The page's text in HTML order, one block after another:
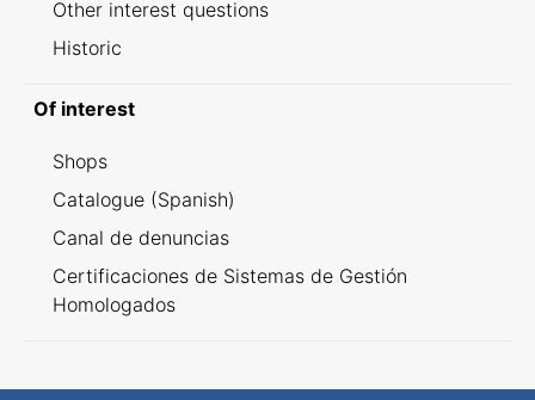
Other interest questions
Historic
Of interest
Shops
Catalogue (Spanish)
Canal de denuncias
Certificaciones de Sistemas de Gestión
Homologados